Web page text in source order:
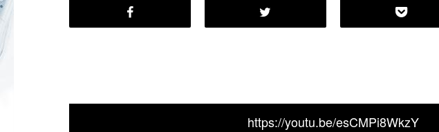
https://youtu.be/esCMPi8WkzY